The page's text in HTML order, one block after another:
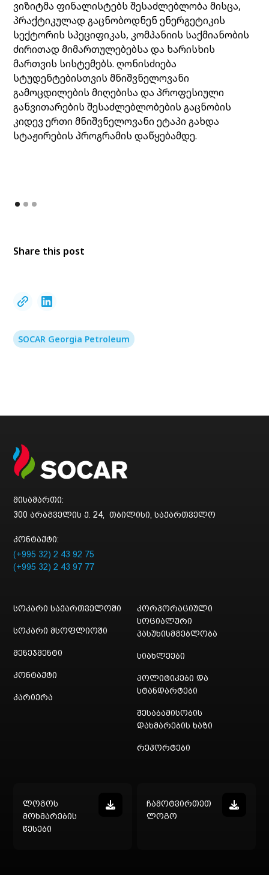
ვიზიტმა ფინალისტებს შესაძლებლობა მისცა,
პრაქტიკულად გაცნობოდნენ ენერგეტიკის
სექტორის სპეციფიკას, კომპანიის საქმიანობის
ძირითად მიმართულებებსა და ხარისხის
მართვის სისტემებს. ღონისძიება
სტუდენტებისთვის მნიშვნელოვანი
გამოცდილების მიღებისა და პროფესიული
განვითარების შესაძლებლობების გაცნობის
კიდევ ერთი მნიშვნელოვანი ეტაპი გახდა
სტაჟირების პროგრამის დაწყებამდე.
Share this post
SOCAR Georgia Petroleum
მისამართი:
300 არაგველის ქ. 24, თბილისი, საქართველო
კონტაქტი:
(+995 32) 2 43 92 75
(+995 32) 2 43 97 77
სოკარი საქართველოში
სოკარი მსოფლიოში
მენეჯმენტი
კონტაქტი
კარიერა
კორპორაციული
სოციალური
პასუხისმგებლობა
სიახლეები
პოლიტიკები და
სტანდარტები
შესაბამისობის
დახმარების ხაზი
რეპორტები
ლოგოს
მოხმარების
წესები
ჩამოტვირთეთ
ლოგო